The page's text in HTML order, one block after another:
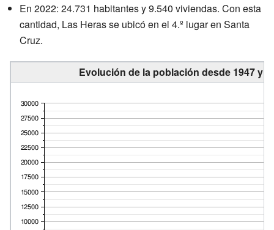
En 2022: 24.731 habitantes y 9.540 viviendas. Con esta
cantidad, Las Heras se ubicó en el 4.º lugar en Santa
Cruz.
Evolución de la población desde 1947 y